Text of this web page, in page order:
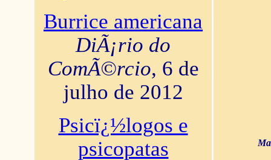
Burrice americana
DiÃ¡rio do
ComÃ©rcio, 6 de
julho de 2012
Psicï¿½logos e
psicopatas